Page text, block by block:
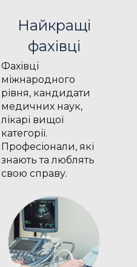
Найкращі
фахівці
Фахівці
міжнародного
рівня, кандидати
медичних наук,
лікарі вищої
категорії.
Професіонали, які
знають та люблять
свою справу.